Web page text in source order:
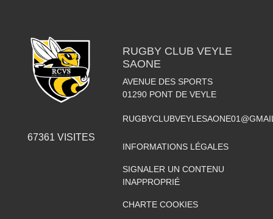
67361 VISITES
RUGBY CLUB VEYLE
SAONE
AVENUE DES SPORTS
01290 PONT DE VEYLE
INFORMATIONS LÉGALES
SIGNALER UN CONTENU
INAPPROPRIÉ
CHARTE COOKIES